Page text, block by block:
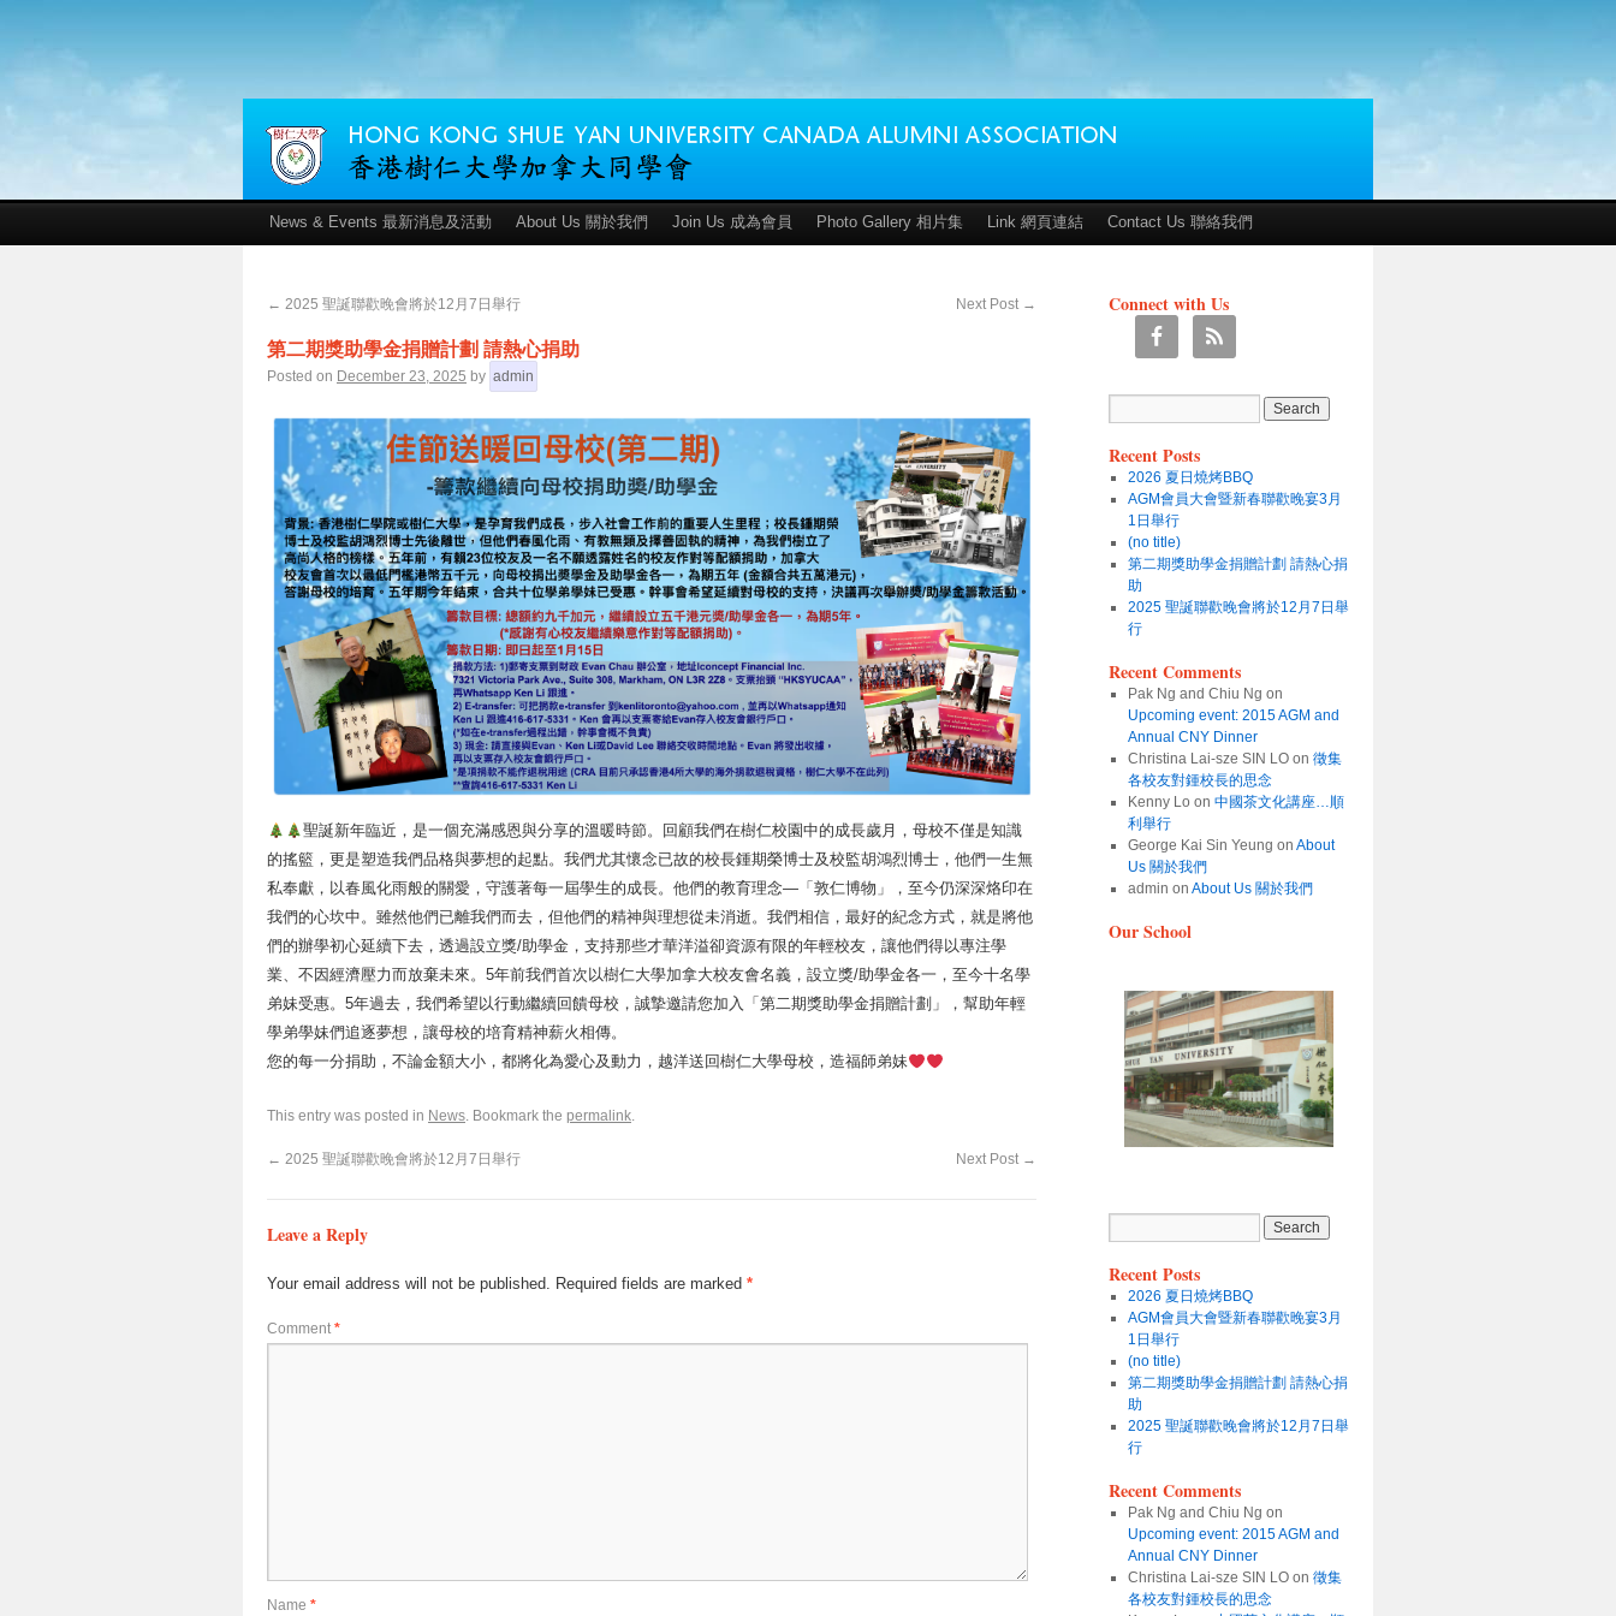
News & Events 最新消息及活動 About Us 關於我們 Join Us 成為會員 Photo Gallery 相片集 Link 網頁連結 Contact Us 聯絡我們
← 2025 聖誕聯歡晚會將於12月7日舉行 Next Post →
第二期獎助學金捐贈計劃 請熱心捐助
Posted on December 23, 2025 by admin
聖誕新年臨近，是一個充滿感恩與分享的溫暖時節。回顧我們在樹仁校園中的成長歲月，母校不僅是知識
的搖籃，更是塑造我們品格與夢想的起點。我們尤其懷念已故的校長鍾期榮博士及校監胡鴻烈博士，他們一生無
私奉獻，以春風化雨般的關愛，守護著每一屆學生的成長。他們的教育理念—「敦仁博物」，至今仍深深烙印在
我們的心坎中。雖然他們已離我們而去，但他們的精神與理想從未消逝。我們相信，最好的紀念方式，就是將他
們的辦學初心延續下去，透過設立獎/助學金，支持那些才華洋溢卻資源有限的年輕校友，讓他們得以專注學
業、不因經濟壓力而放棄未來。5年前我們首次以樹仁大學加拿大校友會名義，設立獎/助學金各一，至今十名學
弟妹受惠。5年過去，我們希望以行動繼續回饋母校，誠摯邀請您加入「第二期獎助學金捐贈計劃」，幫助年輕
學弟學妹們追逐夢想，讓母校的培育精神薪火相傳。
您的每一分捐助，不論金額大小，都將化為愛心及動力，越洋送回樹仁大學母校，造福師弟妹
This entry was posted in News. Bookmark the permalink.
← 2025 聖誕聯歡晚會將於12月7日舉行 Next Post →
Leave a Reply
Your email address will not be published. Required fields are marked *
Comment *
Name *
Connect with Us
Recent Posts
2026 夏日燒烤BBQ
AGM會員大會暨新春聯歡晚宴3月
1日舉行
(no title)
第二期獎助學金捐贈計劃 請熱心捐
助
2025 聖誕聯歡晚會將於12月7日舉
行
Recent Comments
Pak Ng and Chiu Ng on
Upcoming event: 2015 AGM and
Annual CNY Dinner
Christina Lai-sze SIN LOon 徵集
各校友對鍾校長的思念
Kenny Lo on 中國茶文化講座…順
利舉行
George Kai Sin Yeung on About
Us 關於我們
admin on About Us 關於我們
Our School
Recent Posts
2026 夏日燒烤BBQ
AGM會員大會暨新春聯歡晚宴3月
1日舉行
(no title)
第二期獎助學金捐贈計劃 請熱心捐
助
2025 聖誕聯歡晚會將於12月7日舉
行
Recent Comments
Pak Ng and Chiu Ng on
Upcoming event: 2015 AGM and
Annual CNY Dinner
Christina Lai-sze SIN LOon 徵集
各校友對鍾校長的思念